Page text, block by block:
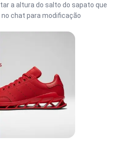
a altura do salto do sapato que
chat para modificação